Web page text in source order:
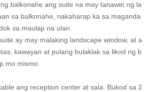
balkonahe ang suite na may tanawin ng la
sa balkonahe, nakaharap ka sa maganda
sa maulap na ulan.
ay may malaking landscape window, at a
kawayan at pulang bulaklak sa likod ng b
mo mismo.
ang reception center at sala. Bukod sa 2